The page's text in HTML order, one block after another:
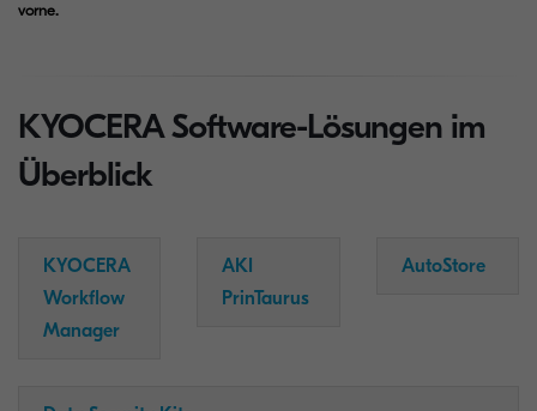
vorne.
KYOCERA Software-Lösungen im
Überblick
KYOCERA
Workflow
Manager
AKI
PrinTaurus
AutoStore